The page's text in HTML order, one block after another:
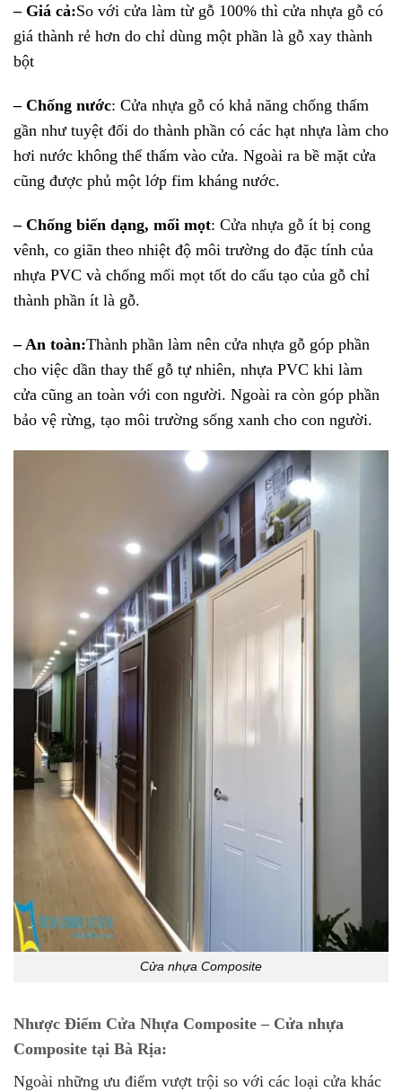
– Giá cả:So với cửa làm từ gỗ 100% thì cửa nhựa gỗ có
giá thành rẻ hơn do chỉ dùng một phần là gỗ xay thành
bột
– Chống nước: Cửa nhựa gỗ có khả năng chống thấm
gần như tuyệt đối do thành phần có các hạt nhựa làm cho
hơi nước không thể thấm vào cửa. Ngoài ra bề mặt cửa
cũng được phủ một lớp fim kháng nước.
– Chống biến dạng, mối mọt: Cửa nhựa gỗ ít bị cong
vênh, co giãn theo nhiệt độ môi trường do đặc tính của
nhựa PVC và chống mối mọt tốt do cấu tạo của gỗ chỉ
thành phần ít là gỗ.
– An toàn:Thành phần làm nên cửa nhựa gỗ góp phần
cho việc dần thay thế gỗ tự nhiên, nhựa PVC khi làm
cửa cũng an toàn với con người. Ngoài ra còn góp phần
bảo vệ rừng, tạo môi trường sống xanh cho con người.
Cửa nhựa Composite
Nhược Điểm Cửa Nhựa Composite – Cửa nhựa
Composite tại Bà Rịa:
Ngoài những ưu điểm vượt trội so với các loại cửa khác